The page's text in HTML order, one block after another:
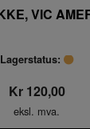
VIC
Lagerstatus:
Kr 120,00
eksl. mva.